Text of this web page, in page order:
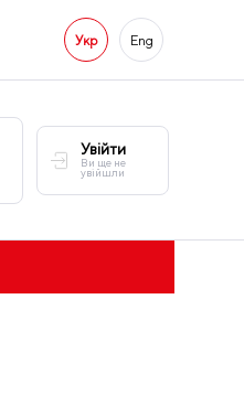
Укр Eng
Увійти
Ви ще не
увійшли